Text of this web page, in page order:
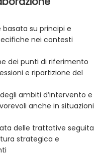
su principi e
nei contesti
dei punti di riferimento
e ripartizione del
ambiti d’intervento e
anche in situazioni
delle trattative seguita
strategica e